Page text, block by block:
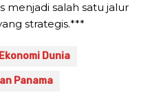
menjadi salah satu jalur
strategis.***
Dunia
Panama